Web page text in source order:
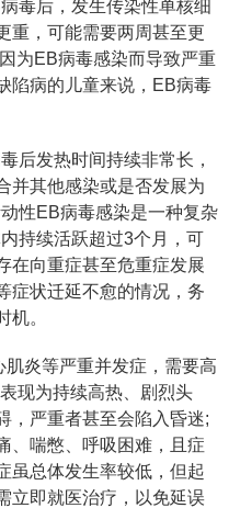
毒后，发生传染性单核细
重，可能需要两周甚至更
为EB病毒感染而导致严重
陷病的儿童来说，EB病毒
发热时间持续非常长，
并其他感染或是否发展为
性EB病毒感染是一种复杂
持续活跃超过3个月，可
在向重症甚至危重症发展
症状迁延不愈的情况，务
机。
炎等严重并发症，需要高
现为持续高热、剧烈头
，严重者甚至会陷入昏迷;
、喘憋、呼吸困难，且症
虽总体发生率较低，但起
立即就医治疗，以免延误